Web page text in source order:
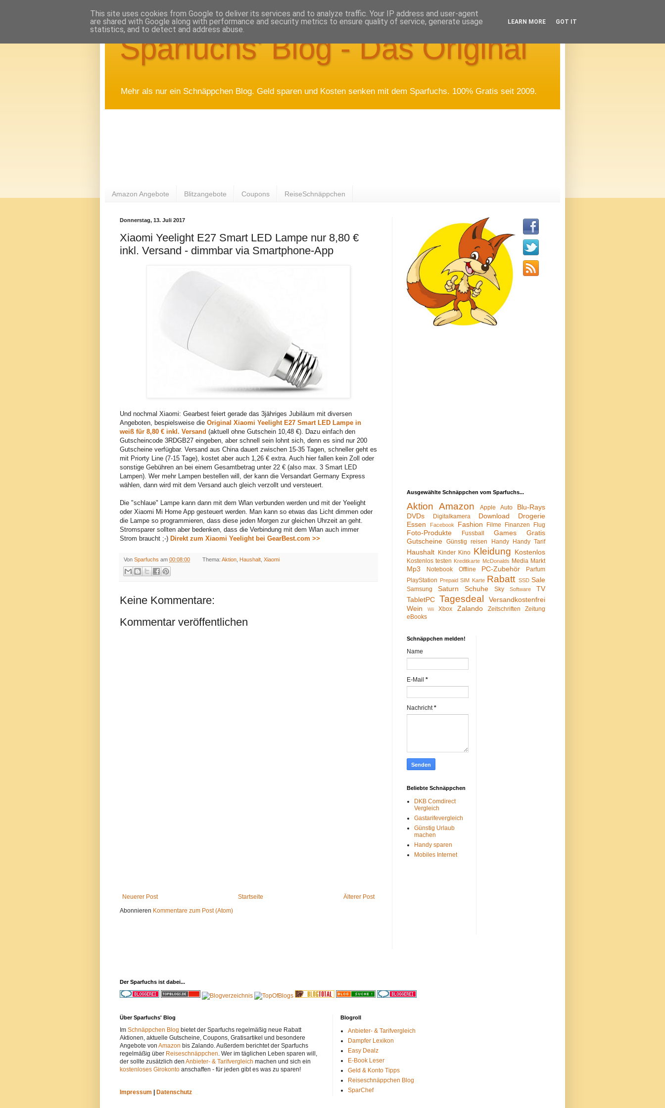
Sparfuchs' Blog - Das Original
Mehr als nur ein Schnäppchen Blog. Geld sparen und Kosten senken mit dem Sparfuchs. 100% Gratis seit 2009.
Amazon Angebote Blitzangebote Coupons ReiseSchnäppchen
Donnerstag, 13. Juli 2017
Xiaomi Yeelight E27 Smart LED Lampe nur 8,80 €
inkl. Versand - dimmbar via Smartphone-App
Und nochmal Xiaomi: Gearbest feiert gerade das 3jähriges Jubiläum mit diversen
Angeboten, bespielsweise die Original Xiaomi Yeelight E27 Smart LED Lampe in
weiß für 8,80 € inkl. Versand (aktuell ohne Gutschein 10,48 €). Dazu einfach den
Gutscheincode 3RDGB27 eingeben, aber schnell sein lohnt sich, denn es sind nur 200
Gutscheine verfügbar. Versand aus China dauert zwischen 15-35 Tagen, schneller geht es
mit Priorty Line (7-15 Tage), kostet aber auch 1,26 € extra. Auch hier fallen kein Zoll oder
sonstige Gebühren an bei einem Gesamtbetrag unter 22 € (also max. 3 Smart LED
Lampen). Wer mehr Lampen bestellen will, der kann die Versandart Germany Express
wählen, dann wird mit dem Versand auch gleich verzollt und versteuert.
Die "schlaue" Lampe kann dann mit dem Wlan verbunden werden und mit der Yeelight
oder Xiaomi Mi Home App gesteuert werden. Man kann so etwas das Licht dimmen oder
die Lampe so programmieren, dass diese jeden Morgen zur gleichen Uhrzeit an geht.
Stromsparer sollten aber bedenken, dass die Verbindung mit dem Wlan auch immer
Strom braucht ;-) Direkt zum Xiaomi Yeelight bei GearBest.com >>
Von Sparfuchs am 00:08:00 Thema: Aktion, Haushalt, Xiaomi
Keine Kommentare:
Kommentar veröffentlichen
Neuerer Post Älterer Post
Startseite
Abonnieren Kommentare zum Post (Atom)
Ausgewählte Schnäppchen vom Sparfuchs...
Aktion Amazon Apple Auto
Blu-Rays
DVDs
Digitalkamera Download
Drogerie
Essen
Facebook Fashion Filme Finanzen Flug
Foto-Produkte Fussball Games
Gratis
Gutscheine Günstig reisen Handy Handy Tarif
Haushalt Kinder Kino Kleidung Kostenlos
Kostenlos testen Kreditkarte McDonalds Media Markt
Mp3 Notebook Offline PC-Zubehör
Parfum
PlayStation Prepaid SIM Karte Rabatt SSD Sale
Samsung Saturn Schuhe Sky Software
TV
TabletPC Tagesdeal
Versandkostenfrei
Wein
Wii Xbox Zalando Zeitschriften
Zeitung
eBooks
Schnäppchen melden!
Name
E-Mail *
Nachricht*
Beliebte Schnäppchen
DKB Comdirect
Vergleich
Gastarifevergleich
Günstig Urlaub
machen
Handy sparen
Mobiles Internet
Der Sparfuchs ist dabei...
Über Sparfuchs' Blog
Im Schnäppchen Blog bietet der Sparfuchs regelmäßig neue Rabatt
Aktionen, aktuelle Gutscheine, Coupons, Gratisartikel und besondere
Angebote von Amazon bis Zalando. Außerdem berichtet der Sparfuchs
regelmäßig über Reiseschnäppchen. Wer im täglichen Leben sparen will,
der sollte zusätzlich den Anbieter- & Tarifvergleich machen und sich ein
kostenloses Girokonto anschaffen - für jeden gibt es was zu sparen!
Impressum Datenschutz
Blogroll
Anbieter- & Tarifvergleich
Dampfer Lexikon
Easy Dealz
E-Book Leser
Geld & Konto Tipps
Reiseschnäppchen Blog
SparChef
This site uses cookies from Google to deliver its services and to analyze traffic. Your IP address and user-agent
are shared with Google along with performance and security metrics to ensure quality of service, generate usage
statistics, and to detect and address abuse.
LEARN MORE GOT IT